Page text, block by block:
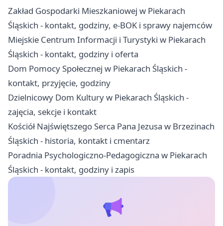
Zakład Gospodarki Mieszkaniowej w Piekarach
Śląskich - kontakt, godziny, e-BOK i sprawy najemców
Miejskie Centrum Informacji i Turystyki w Piekarach
Śląskich - kontakt, godziny i oferta
Dom Pomocy Społecznej w Piekarach Śląskich -
kontakt, przyjęcie, godziny
Dzielnicowy Dom Kultury w Piekarach Śląskich -
zajęcia, sekcje i kontakt
Kościół Najświętszego Serca Pana Jezusa w Brzezinach
Śląskich - historia, kontakt i cmentarz
Poradnia Psychologiczno-Pedagogiczna w Piekarach
Śląskich - kontakt, godziny i zapis